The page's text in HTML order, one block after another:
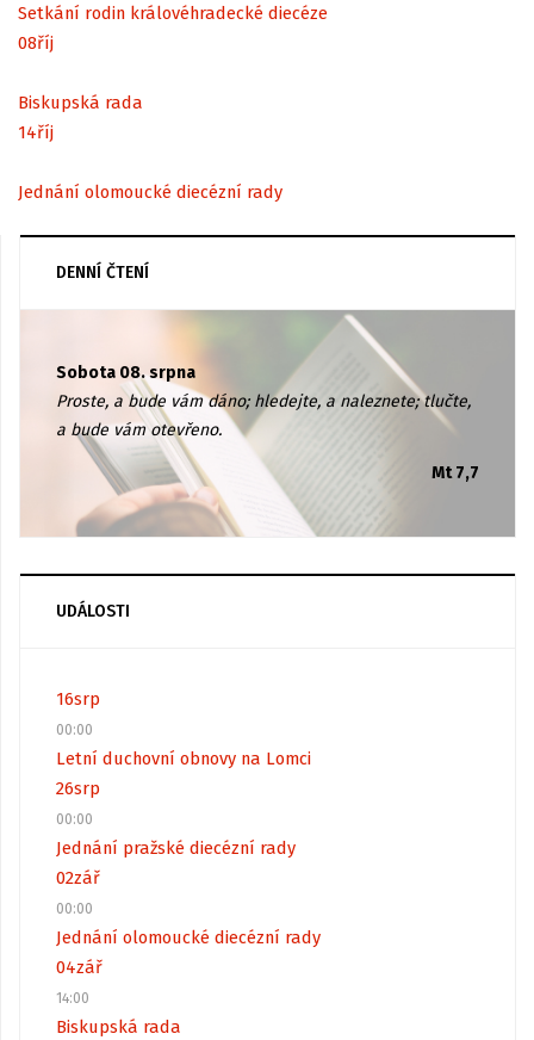
Setkání rodin královéhradecké diecéze
08říj
Biskupská rada
14říj
Jednání olomoucké diecézní rady
DENNÍ ČTENÍ
Sobota 08. srpna
Proste, a bude vám dáno; hledejte, a naleznete; tlučte,
a bude vám otevřeno.
Mt 7,7
UDÁLOSTI
16srp
00:00
Letní duchovní obnovy na Lomci
26srp
00:00
Jednání pražské diecézní rady
02zář
00:00
Jednání olomoucké diecézní rady
04zář
14:00
Biskupská rada